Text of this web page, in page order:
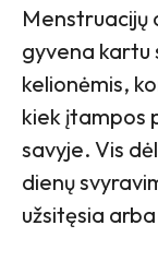
Menstruacijų
gyvena kartu
kelionėmis,
kiek įtampos
savyje. Vis
dienų
užsitęsia